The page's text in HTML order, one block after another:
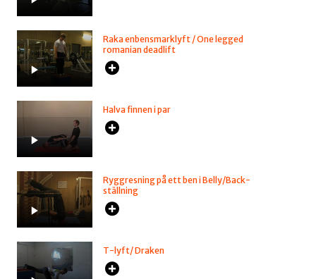
Raka enbensmarklyft / One legged
romanian deadlift
Halva finnen i par
Ryggresning på ett ben i Belly/Back-
ställning
T-lyft/ Draken